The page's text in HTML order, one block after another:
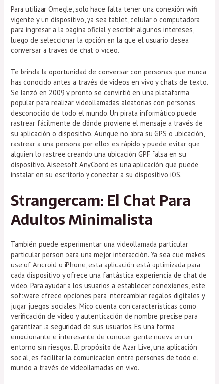
Para utilizar Omegle, solo hace falta tener una conexión wifi
vigente y un dispositivo, ya sea tablet, celular o computadora
para ingresar a la página oficial y escribir algunos intereses,
luego de seleccionar la opción en la que el usuario desea
conversar a través de chat o video.
Te brinda la oportunidad de conversar con personas que nunca
has conocido antes a través de videos en vivo y chats de texto.
Se lanzó en 2009 y pronto se convirtió en una plataforma
popular para realizar videollamadas aleatorias con personas
desconocido de todo el mundo. Un pirata informático puede
rastrear fácilmente de dónde proviene el mensaje a través de
su aplicación o dispositivo. Aunque no abra su GPS o ubicación,
rastrear a una persona por ellos es rápido y puede evitar que
alguien lo rastree creando una ubicación GPF falsa en su
dispositivo. Aiseesoft AnyCoord es una aplicación que puede
instalar en su escritorio y conectar a su dispositivo iOS.
Strangercam: El Chat Para
Adultos Minimalista
También puede experimentar una videollamada particular
particular person para una mejor interacción. Ya sea que makes
use of Android o iPhone, esta aplicación está optimizada para
cada dispositivo y ofrece una fantástica experiencia de chat de
video. Para ayudar a los usuarios a establecer conexiones, este
software ofrece opciones para intercambiar regalos digitales y
jugar juegos sociales. Mico cuenta con características como
verificación de video y autenticación de nombre precise para
garantizar la seguridad de sus usuarios. Es una forma
emocionante e interesante de conocer gente nueva en un
entorno sin riesgos. El propósito de Azar Live, una aplicación
social, es facilitar la comunicación entre personas de todo el
mundo a través de videollamadas en vivo.